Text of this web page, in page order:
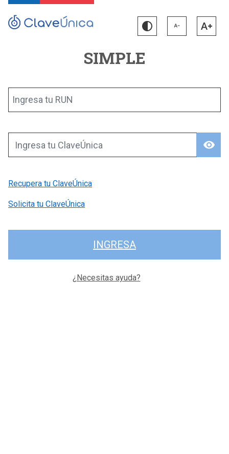
SIMPLE
Ingresa tu RUN
visibility
Ingresa tu ClaveÚnica
Recupera tu ClaveÚnica
Solicita tu ClaveÚnica
INGRESA
¿Necesitas ayuda?